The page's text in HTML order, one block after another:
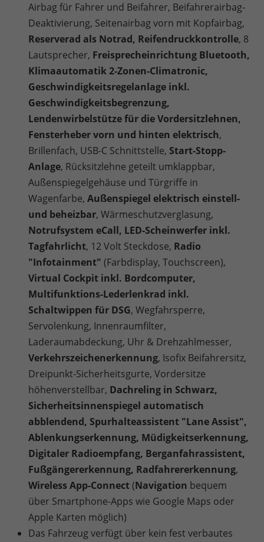
Airbag für Fahrer und Beifahrer, Beifahrerairbag-
Deaktivierung, Seitenairbag vorn mit Kopfairbag,
Reserverad als Notrad, Reifendruckkontrolle, 8
Lautsprecher, Freisprecheinrichtung Bluetooth,
Klimaautomatik 2-Zonen-Climatronic,
Geschwindigkeitsregelanlage inkl.
Geschwindigkeitsbegrenzung,
Lendenwirbelstütze für die Vordersitzlehnen,
Fensterheber vorn und hinten elektrisch,
Brillenfach, USB-C Schnittstelle, Start-Stopp-
Anlage, Rücksitzlehne geteilt umklappbar,
Außenspiegelgehäuse und Türgriffe in
Wagenfarbe, Außenspiegel elektrisch einstell-
und beheizbar, Wärmeschutzverglasung,
Notrufsystem eCall, LED-Scheinwerfer inkl.
Tagfahrlicht, 12 Volt Steckdose, Radio
"Infotainment" (Farbdisplay, Touchscreen),
Virtual Cockpit inkl. Bordcomputer,
Multifunktions-Lederlenkrad inkl.
Schaltwippen für DSG, Wegfahrsperre,
Servolenkung, Innenraumfilter,
Laderaumabdeckung, Uhr & Drehzahlmesser,
Verkehrszeichenerkennung, Isofix Beifahrersitz,
Dreipunkt-Sicherheitsgurte, Vordersitze
höhenverstellbar, Dachreling in Schwarz,
Sicherheitsinnenspiegel automatisch
abblendend, Spurhalteassistent "Lane Assist",
Ablenkungserkennung, Müdigkeitserkennung,
Digitaler Radioempfang, Berganfahrassistent,
Fußgängererkennung, Radfahrererkennung,
Wireless App-Connect(Navigation bequem
über Smartphone-Apps wie Google Maps oder
Apple Karten möglich)
Das Fahrzeug verfügt über kein fest verbautes